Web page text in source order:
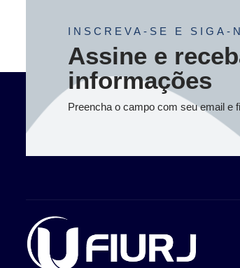
INSCREVA-SE E SIGA-
Assine e
informações
Preencha o campo com seu email e